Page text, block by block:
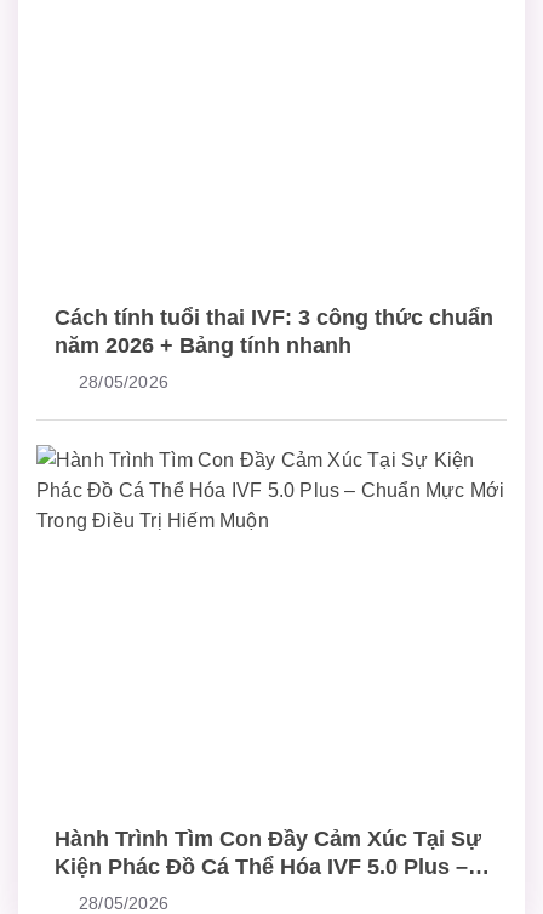
Cách tính tuổi thai IVF: 3 công thức chuẩn
năm 2026 + Bảng tính nhanh
28/05/2026
Hành Trình Tìm Con Đầy Cảm Xúc Tại Sự
Kiện Phác Đồ Cá Thể Hóa IVF 5.0 Plus –
Chuẩn Mực Mới Trong Điều Trị Hiếm Muộn
28/05/2026